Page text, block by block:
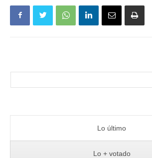
Lo último
Lo + votado